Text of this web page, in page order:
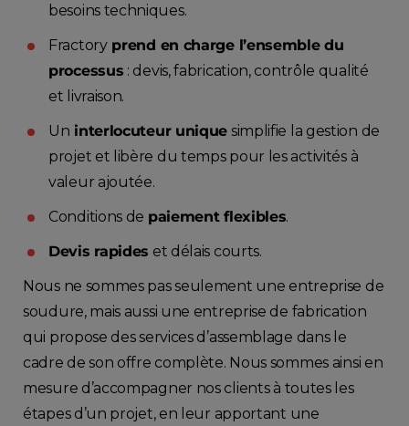
besoins techniques.
Fractoryprend en charge l’ensemble du
processus : devis, fabrication, contrôle qualité
et livraison.
Un interlocuteur unique simplifie la gestion de
projet et libère du temps pour les activités à
valeur ajoutée.
Conditions de paiement flexibles.
Devis rapides et délais courts.
Nous ne sommes pas seulement une entreprise de
soudure, mais aussi une entreprise de fabrication
qui propose des services d’assemblage dans le
cadre de son offre complète. Nous sommes ainsi en
mesure d’accompagner nos clients à toutes les
étapes d’un projet, en leur apportant une